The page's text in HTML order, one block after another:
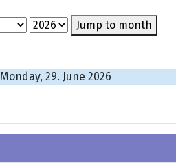
Jump to month
Monday, 29. June 2026